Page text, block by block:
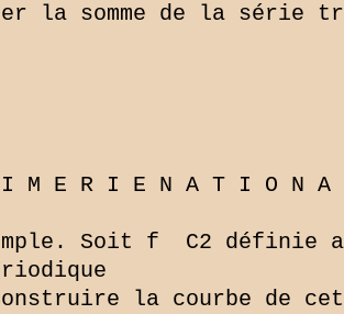
la somme de la série
M E R I E N A T I O N A
Soit f  C2
la courbe